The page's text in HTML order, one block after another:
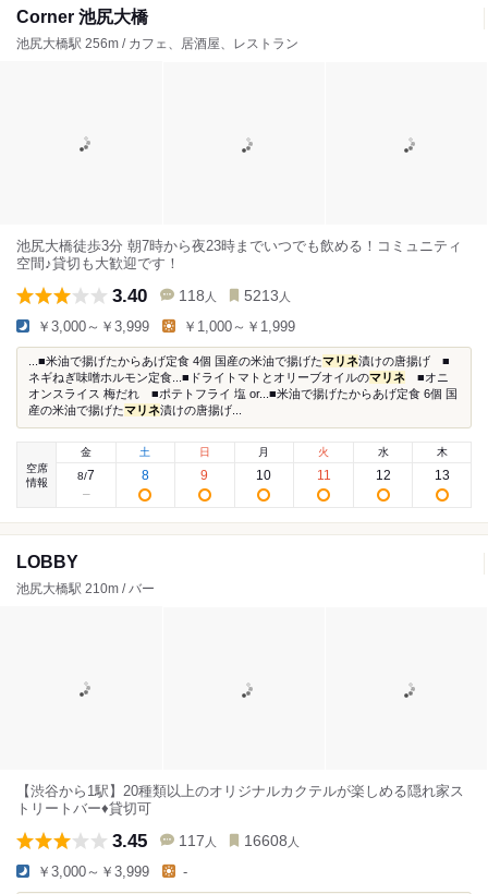
Corner 池尻大橋
池尻大橋駅 256m / カフェ、居酒屋、レストラン
池尻大橋徒歩3分 朝7時から夜23時までいつでも飲める！コミュニティ
空間♪貸切も大歓迎です！
3.40 118 人 5213 人
￥3,000～￥3,999 ￥1,000～￥1,999
...■米油で揚げたからあげ定食 4個 国産の米油で揚げたマリネ漬けの唐揚げ ■
ネギねぎ味噌ホルモン定食...■ドライトマトとオリーブオイルのマリネ ■オニ
オンスライス 梅だれ ■ポテトフライ 塩 or...■米油で揚げたからあげ定食 6個 国
産の米油で揚げたマリネ漬けの唐揚げ...
空席
情報
金
8/7
土
8
日
9
月
10
火
11
水
12
木
13
LOBBY
池尻大橋駅 210m / バー
【渋谷から1駅】20種類以上のオリジナルカクテルが楽しめる隠れ家ス
トリートバー♦︎貸切可
3.45 117 人 16608 人
￥3,000～￥3,999 -